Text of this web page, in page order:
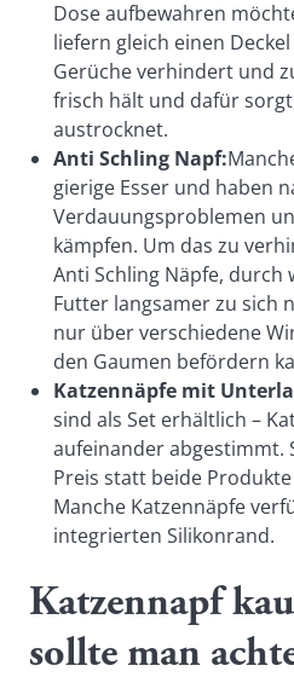
Dose aufbewahren
liefern gleich einen
Gerüche verhindert und
frisch hält und dafür
austrocknet.
Anti Schling Napf:
gierige Esser und haben
Verdauungsproblemen
kämpfen. Um das zu
Anti Schling Näpfe, durch
Futter langsamer zu sich
nur über verschiedene
den Gaumen befördern
Katzennäpfe mit
sind als Set erhältlich –
aufeinander abgestimmt.
Preis statt beide
Manche Katzennäpfe
integrierten Silikonrand.
Katzennapf
sollte man